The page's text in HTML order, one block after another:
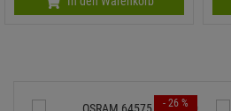
- 26 %